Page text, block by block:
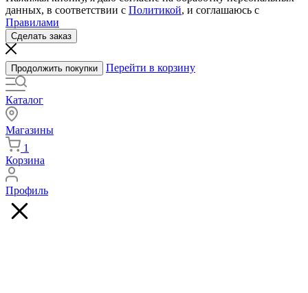
данных, в соответствии с Политикой, и соглашаюсь с
Правилами
Сделать заказ
Продолжить покупки Перейти в корзину
Каталог
Магазины
1
Корзина
Профиль